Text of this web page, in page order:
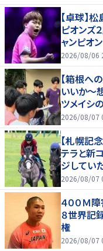
【卓球】
ピオンズ
ャンピオ
2026/08/06
【箱根へ
いいか～
ツメイシ
を引っ張
2026/08/07
【札幌記
テラと新
ジしてい
2026/08/07
４００Ｍ
８世界記
権
2026/08/07